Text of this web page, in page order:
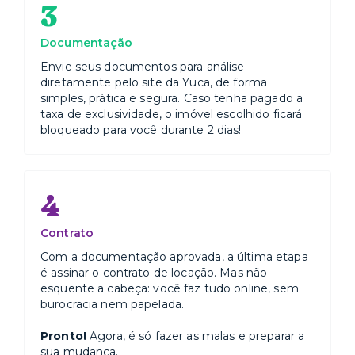
3
Documentação
Envie seus documentos para análise
diretamente pelo site da Yuca, de forma
simples, prática e segura. Caso tenha pagado a
taxa de exclusividade, o imóvel escolhido ficará
bloqueado para você durante 2 dias!
4
Contrato
Com a documentação aprovada, a última etapa
é assinar o contrato de locação. Mas não
esquente a cabeça: você faz tudo online, sem
burocracia nem papelada.
Pronto!Agora, é só fazer as malas e preparar a
sua mudança.